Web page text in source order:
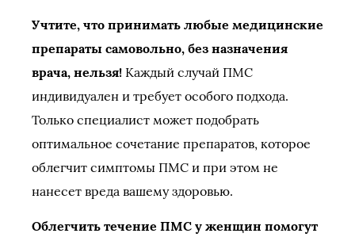
Учтите, что принимать любые медицинские
препараты самовольно, без назначения
врача, нельзя! Каждый случай ПМС
индивидуален и требует особого подхода.
Только специалист может подобрать
оптимальное сочетание препаратов, которое
облегчит симптомы ПМС и при этом не
нанесет вреда вашему здоровью.
Облегчить течение ПМС у женщин помогут